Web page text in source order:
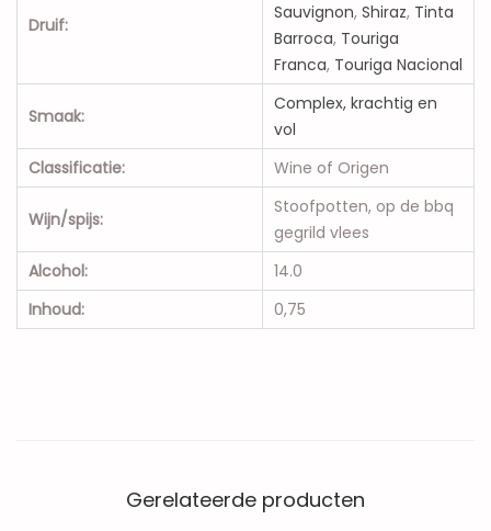
Druif:
Sauvignon, Shiraz, Tinta
Barroca, Touriga
Franca, Touriga Nacional
Smaak:
Complex, krachtig en
vol
Classificatie:
Wine of Origen
Wijn/spijs:
Stoofpotten, op de bbq
gegrild vlees
Alcohol:
14.0
Inhoud:
0,75
Gerelateerde producten